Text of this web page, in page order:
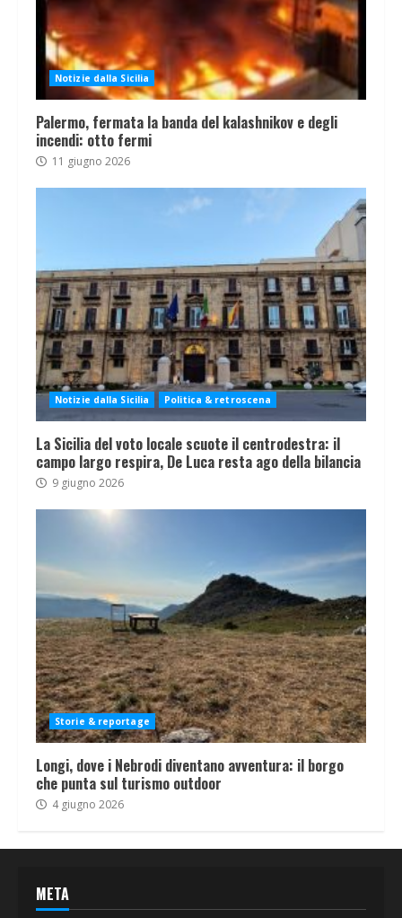
Notizie dalla Sicilia
Palermo, fermata la banda del kalashnikov e degli
incendi: otto fermi
11 giugno 2026
Notizie dalla Sicilia Politica & retroscena
La Sicilia del voto locale scuote il centrodestra: il
campo largo respira, De Luca resta ago della bilancia
9 giugno 2026
Storie & reportage
Longi, dove i Nebrodi diventano avventura: il borgo
che punta sul turismo outdoor
4 giugno 2026
META